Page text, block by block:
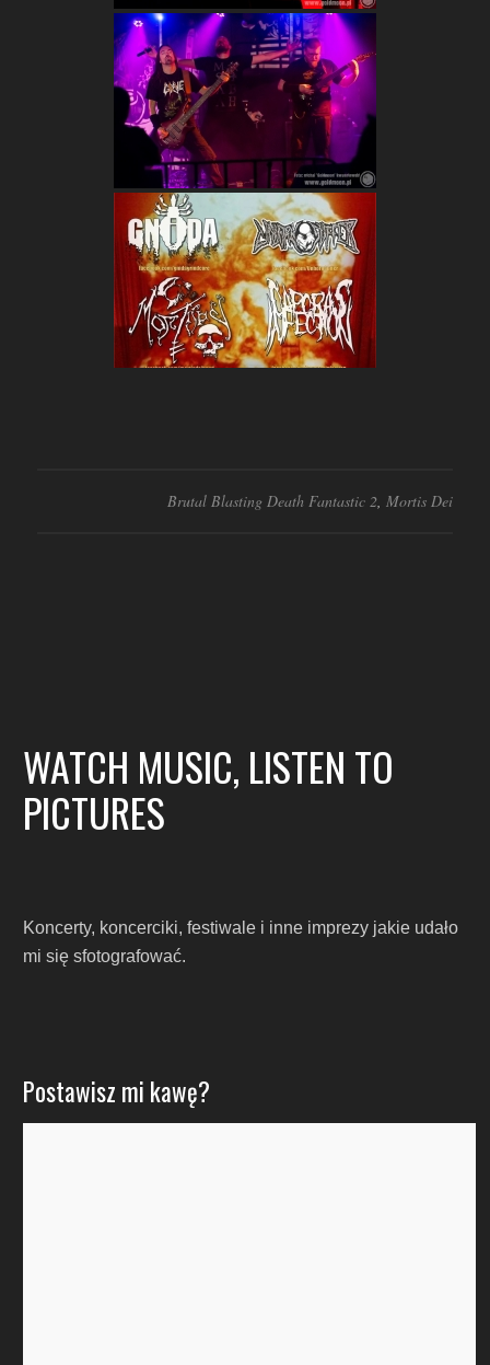
Brutal Blasting Death Fantastic 2, Mortis Dei
WATCH MUSIC, LISTEN TO
PICTURES
Koncerty, koncerciki, festiwale i inne imprezy jakie udało
mi się sfotografować.
Postawisz mi kawę?